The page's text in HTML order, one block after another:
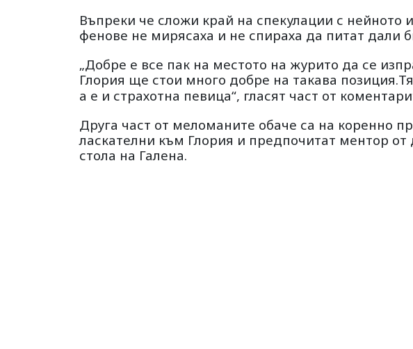
Въпреки че сложи край на спекулации с нейното
фенове не мирясаха и не спираха да питат дали
„Добре е все пак на местото на журито да се
Глория ще стои много добре на такава позиция.Тя
а е и страхотна певица“, гласят част от
Друга част от меломаните обаче са на коренно
ласкателни към Глория и предпочитат ментор
стола на Галена.